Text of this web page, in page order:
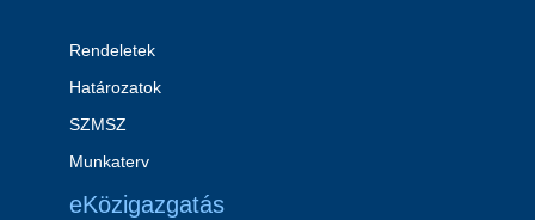
Rendeletek
Határozatok
SZMSZ
Munkaterv
eKözigazgatás